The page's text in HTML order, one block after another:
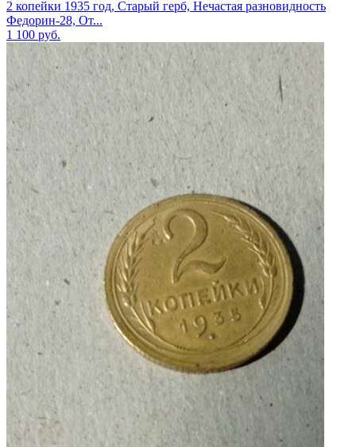
2 копейки 1935 год, Старый герб, Нечастая разновидность
Федорин-28, От...
1 100 руб.